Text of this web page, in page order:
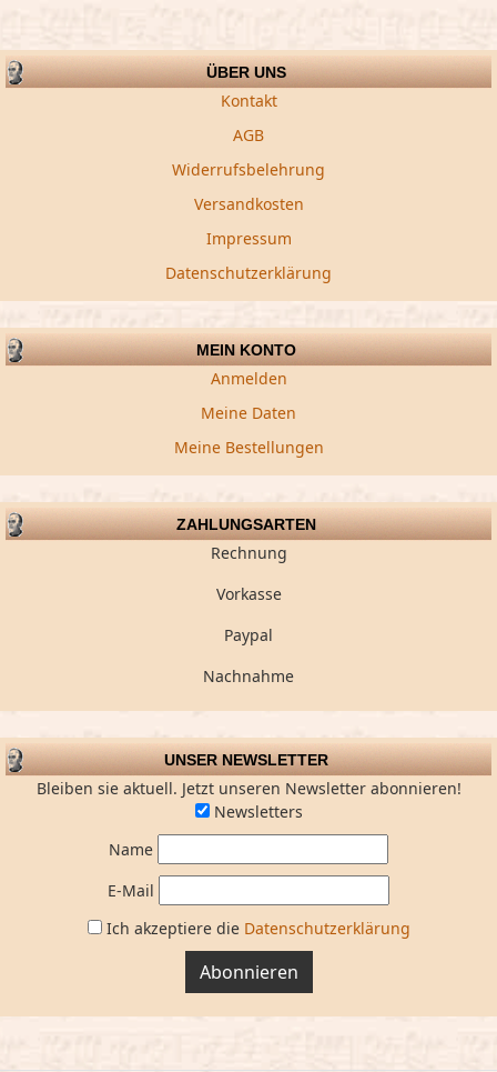
ÜBER UNS
Kontakt
AGB
Widerrufsbelehrung
Versandkosten
Impressum
Datenschutzerklärung
MEIN KONTO
Anmelden
Meine Daten
Meine Bestellungen
ZAHLUNGSARTEN
Rechnung
Vorkasse
Paypal
Nachnahme
UNSER NEWSLETTER
Bleiben sie aktuell. Jetzt unseren Newsletter abonnieren!
Newsletters
Name
E-Mail
Ich akzeptiere die Datenschutzerklärung
Abonnieren